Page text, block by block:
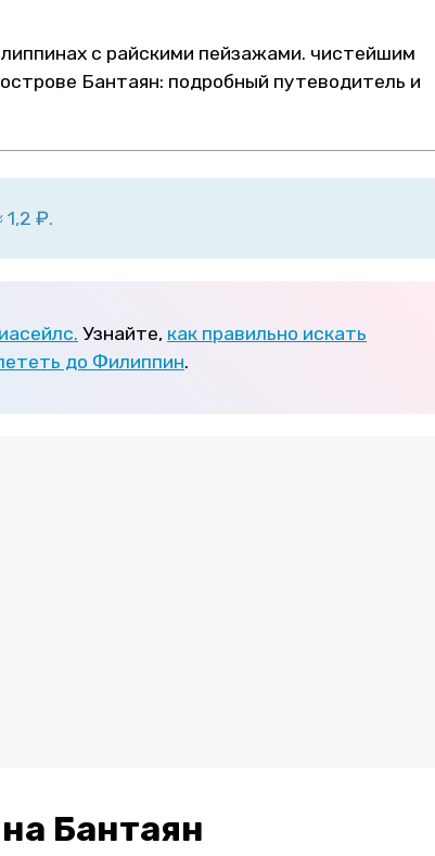
с райскими пейзажами. чистейшим
Бантаян: подробный путеводитель и
1,2 ₽.
Узнайте, как правильно искать
до Филиппин.
Бантаян